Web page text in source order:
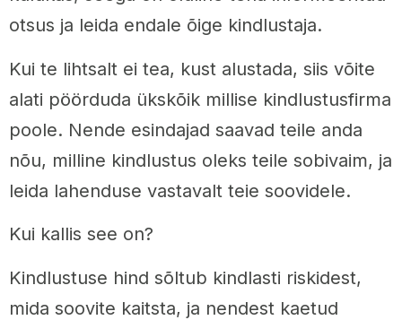
otsus ja leida endale õige kindlustaja.
Kui te lihtsalt ei tea, kust alustada, siis võite
alati pöörduda ükskõik millise kindlustusfirma
poole. Nende esindajad saavad teile anda
nõu, milline kindlustus oleks teile sobivaim, ja
leida lahenduse vastavalt teie soovidele.
Kui kallis see on?
Kindlustuse hind sõltub kindlasti riskidest,
mida soovite kaitsta, ja nendest kaetud